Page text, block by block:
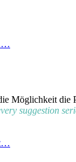
Möglichkeit
suggestion